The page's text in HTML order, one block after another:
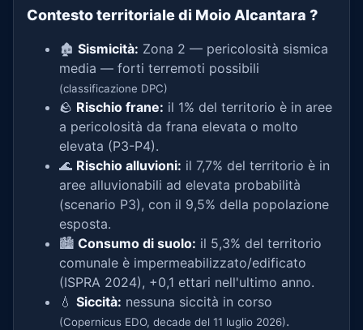
Contesto territoriale di Moio Alcantara ?
🏚️ Sismicità: Zona 2 — pericolosità sismica
media — forti terremoti possibili
(classificazione DPC)
🪨 Rischio frane: il 1% del territorio è in aree
a pericolosità da frana elevata o molto
elevata (P3-P4).
🌊 Rischio alluvioni: il 7,7% del territorio è in
aree alluvionabili ad elevata probabilità
(scenario P3), con il 9,5% della popolazione
esposta.
🏙️ Consumo di suolo: il 5,3% del territorio
comunale è impermeabilizzato/edificato
(ISPRA 2024), +0,1 ettari nell'ultimo anno.
💧 Siccità: nessuna siccità in corso
(Copernicus EDO, decade del 11 luglio 2026).